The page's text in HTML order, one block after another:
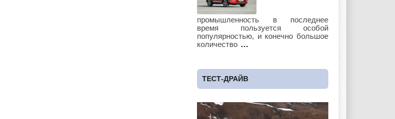
Lotus Lincoln
Mercury Mini Mitsubishi
промышленность в последнее
время пользуется особой
популярностью, и конечно большое
количество
ТЕСТ-ДРАЙВ